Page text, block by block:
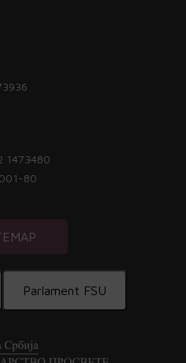
1473480
80
Parlament FSU